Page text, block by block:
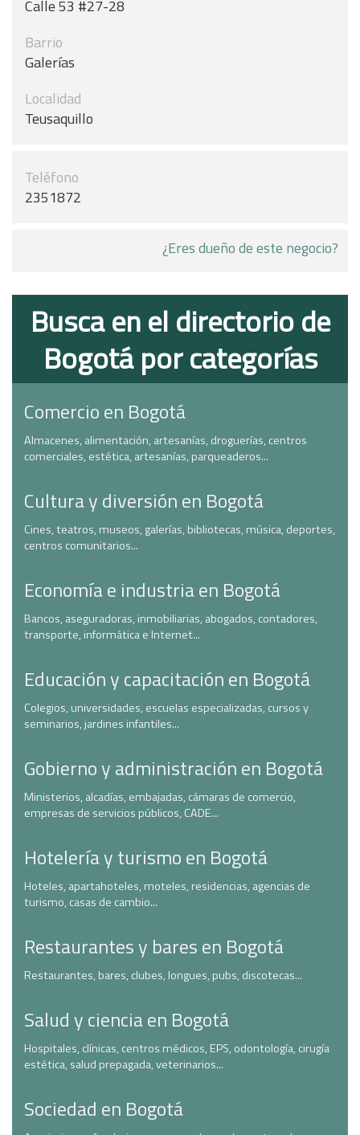
Calle 53 #27-28
Barrio
Galerías
Localidad
Teusaquillo
Teléfono
2351872
¿Eres dueño de este negocio?
Busca en el directorio de
Bogotá por categorías
Comercio en Bogotá
Almacenes, alimentación, artesanías, droguerías, centros
comerciales, estética, artesanías, parqueaderos...
Cultura y diversión en Bogotá
Cines, teatros, museos, galerías, bibliotecas, música, deportes,
centros comunitarios...
Economía e industria en Bogotá
Bancos, aseguradoras, inmobiliarias, abogados, contadores,
transporte, informática e Internet...
Educación y capacitación en Bogotá
Colegios, universidades, escuelas especializadas, cursos y
seminarios, jardines infantiles...
Gobierno y administración en Bogotá
Ministerios, alcadías, embajadas, cámaras de comercio,
empresas de servicios públicos, CADE...
Hotelería y turismo en Bogotá
Hoteles, apartahoteles, moteles, residencias, agencias de
turismo, casas de cambio...
Restaurantes y bares en Bogotá
Restaurantes, bares, clubes, longues, pubs, discotecas...
Salud y ciencia en Bogotá
Hospitales, clínicas, centros médicos, EPS, odontología, cirugía
estética, salud prepagada, veterinarios...
Sociedad en Bogotá